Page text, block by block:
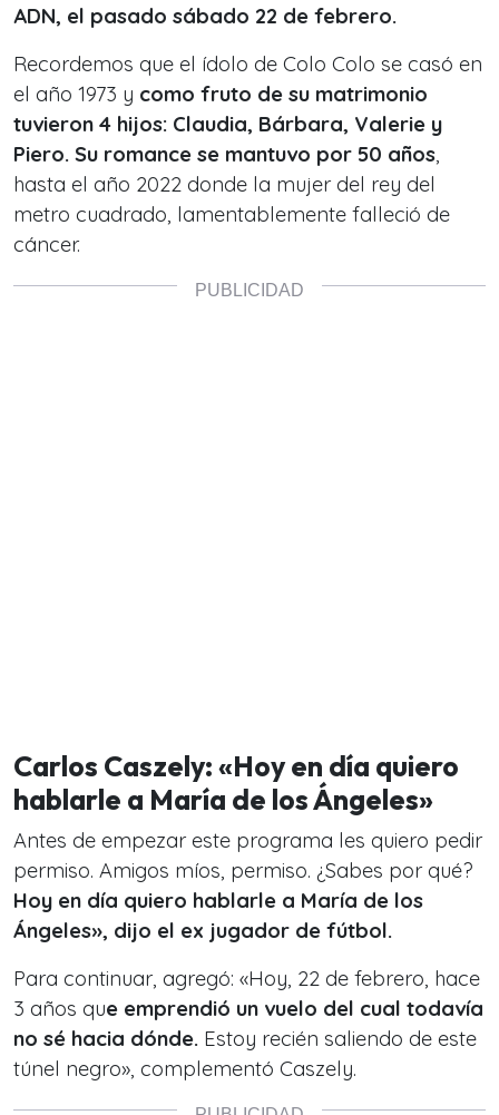
ADN, el pasado sábado 22 de febrero.
Recordemos que el ídolo de Colo Colo se casó en
el año 1973 y como fruto de su matrimonio
tuvieron 4 hijos: Claudia, Bárbara, Valerie y
Piero. Su romance se mantuvo por 50 años,
hasta el año 2022 donde la mujer del rey del
metro cuadrado, lamentablemente falleció de
cáncer.
Carlos Caszely: «Hoy en día quiero
hablarle a María de los Ángeles»
Antes de empezar este programa les quiero pedir
permiso. Amigos míos, permiso. ¿Sabes por qué?
Hoy en día quiero hablarle a María de los
Ángeles», dijo el ex jugador de fútbol.
Para continuar, agregó: «Hoy, 22 de febrero, hace
3 años que emprendió un vuelo del cual todavía
no sé hacia dónde. Estoy recién saliendo de este
túnel negro», complementó Caszely.